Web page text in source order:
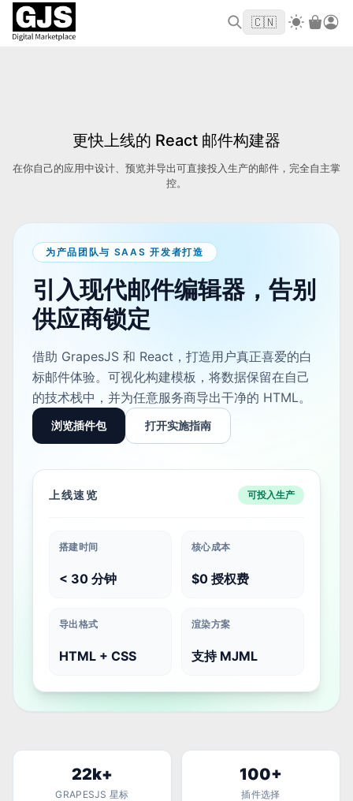
欢迎来到 GJS.MARKET！使用优惠码 WELCOME2026
首单立
🇨🇳
更快上线的 React 邮件构建器
在你自己的应用中设计、预览并导出可直接投入生产的邮件，完全自主掌
控。
为产品团队与 SAAS 开发者打造
引入现代邮件编辑器，告别
供应商锁定
借助 GrapesJS 和 React，打造用户真正喜爱的白
标邮件体验。可视化构建模板，将数据保留在自己
的技术栈中，并为任意服务商导出干净的 HTML。
浏览插件包 打开实施指南
上线速览 可投入生产
搭建时间
< 30 分钟
核心成本
$0 授权费
导出格式
HTML + CSS
渲染方案
支持 MJML
22k+
GRAPESJS 星标
100+
插件选择